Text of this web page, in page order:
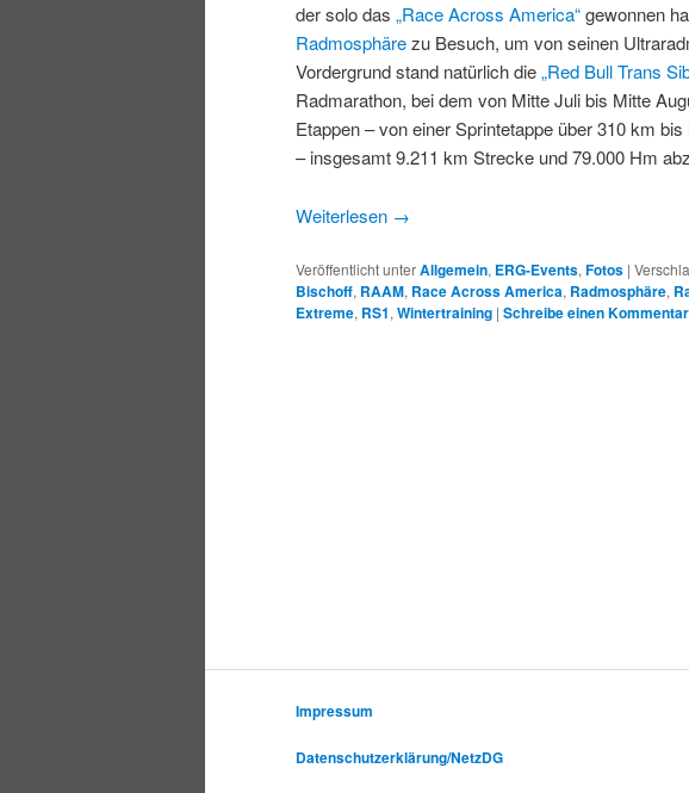
der solo das „Race Across America“gewonnen
Radmosphärezu Besuch, um von seinen
Vordergrund stand natürlich die„Red Bull Trans
Radmarathon, bei dem von Mitte Juli bis Mitte
Etappen – von einer Sprintetappe über 310 km
– insgesamt 9.211 km Strecke und 79.000 Hm
Weiterlesen →
Veröffentlicht unterAllgemein, ERG-Events, Fotos |
Bischoff, RAAM, Race Across America, Radmosphäre,
Extreme, RS1, Wintertraining | Schreibe einen Kommentar
Impressum
Datenschutzerklärung/NetzDG